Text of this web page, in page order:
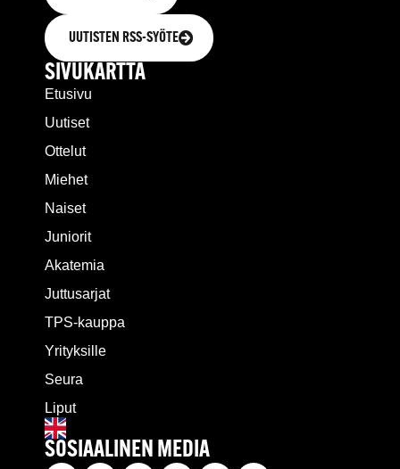
UUTISTEN RSS-SYÖTE
SIVUKARTTA
Etusivu
Uutiset
Ottelut
Miehet
Naiset
Juniorit
Akatemia
Juttusarjat
TPS-kauppa
Yrityksille
Seura
Liput
SOSIAALINEN MEDIA